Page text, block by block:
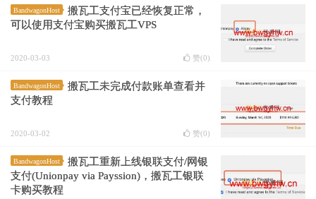
BandwagonHost
搬瓦工支付宝已经恢复正常，
可以使用支付宝购买搬瓦工VPS
2020-03-03 赞(0)
BandwagonHost
搬瓦工未完成付款账单查看并
支付教程
2020-03-02 赞(0)
BandwagonHost
搬瓦工重新上线银联支付/网银
支付(Unionpay via Payssion)，搬瓦工银联
卡购买教程